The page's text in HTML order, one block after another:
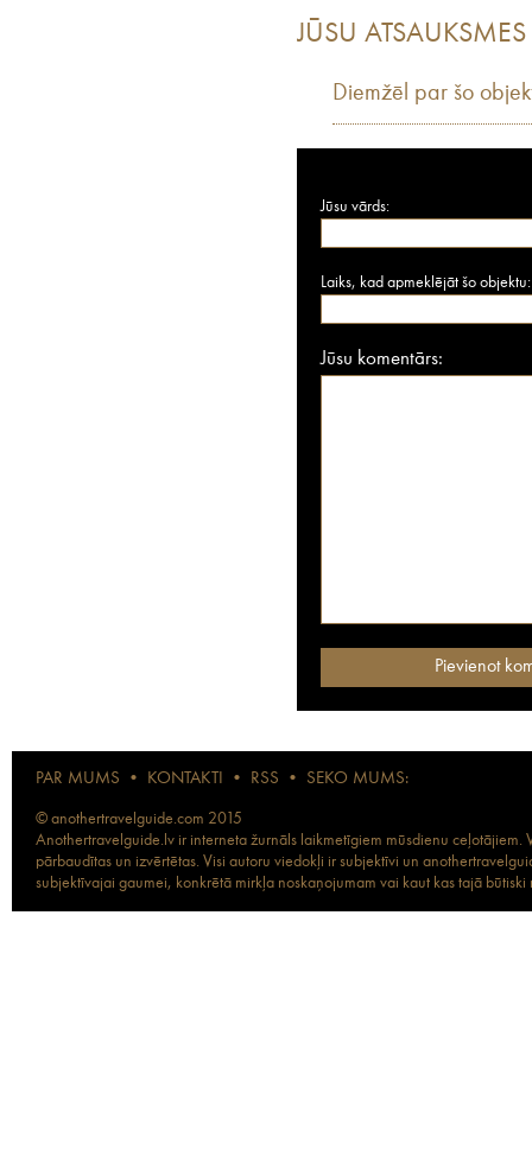
JŪSU ATSAUKSMES
Diemžēl par šo
Jūsu vārds:
Laiks, kad apmeklējāt šo objektu:
Jūsu komentārs:
PAR MUMS • KONTAKTI • RSS • SEKO MUMS:
© anothertravelguide.com 2015
Anothertravelguide.lv ir interneta žurnāls laikmetīgiem mūsdienu
pārbaudītas un izvērtētas. Visi autoru viedokļi ir subjektīvi un
subjektīvajai gaumei, konkrētā mirkļa noskaņojumam vai kaut kas tajā